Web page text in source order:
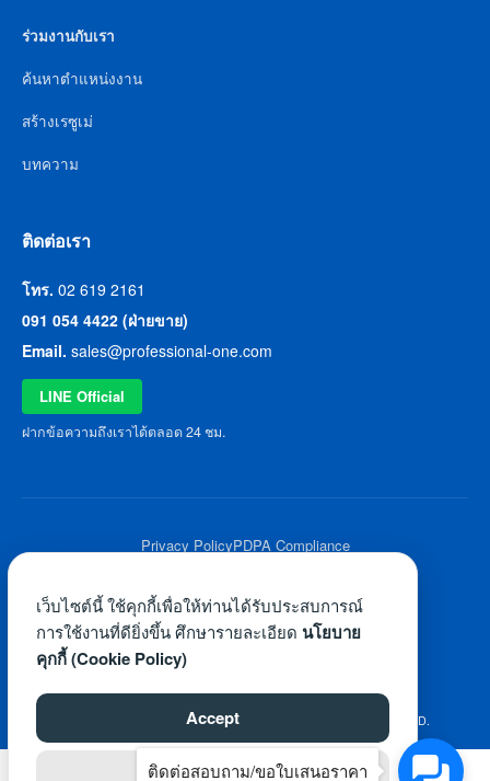
ร่วมงานกับเรา
ค้นหาตำแหน่งงาน
สร้างเรซูเม่
บทความ
ติดต่อเรา
โทร. 02 619 2161
091 054 4422 (ฝ่ายขาย)
Email. sales@professional-one.com
LINE Official
ฝากข้อความถึงเราได้ตลอด 24 ชม.
Privacy PolicyPDPA Compliance
©2026 WWW.PROFESSIONAL-ONE.COM. ALL RIGHTS RESERVED.
ติดต่อสอบถาม/ขอใบเสนอราคา
ไทย English
เว็บไซต์นี้ ใช้คุกกี้เพื่อให้ท่านได้รับประสบการณ์
การใช้งานที่ดียิ่งขึ้น ศึกษารายละเอียด นโยบาย
คุกกี้ (Cookie Policy)
Accept
Reject